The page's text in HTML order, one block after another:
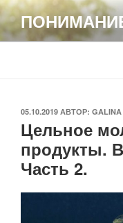
Перейти
к
содержимому
ОПУБЛИКОВАНО
05.10.2019 АВТОР: GALINA
Цельное
продукты.
Часть 2.